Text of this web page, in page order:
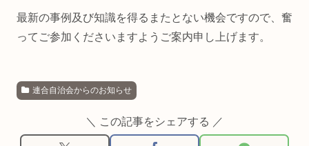
最新の事例及び知識を得るまたとない機会ですので、奮
ってご参加くださいますようご案内申し上げます。
連合自治会からのお知らせ
＼ この記事をシェアする ／